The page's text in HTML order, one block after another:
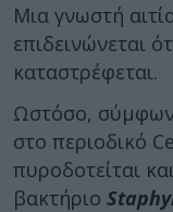
Μια γνωστή
επιδεινώνεται
καταστρέφεται.
Ωστόσο,
στο περιοδικό
πυροδοτείται
βακτήριο